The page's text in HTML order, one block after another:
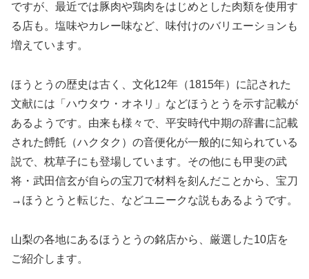
ですが、最近では豚肉や鶏肉をはじめとした肉類を使用す
る店も。塩味やカレー味など、味付けのバリエーションも
増えています。
ほうとうの歴史は古く、文化12年（1815年）に記された
文献には「ハウタウ・オネリ」などほうとうを示す記載が
あるようです。由来も様々で、平安時代中期の辞書に記載
された餺飥（ハクタク）の音便化が一般的に知られている
説で、枕草子にも登場しています。その他にも甲斐の武
将・武田信玄が自らの宝刀で材料を刻んだことから、宝刀
→ほうとうと転じた、などユニークな説もあるようです。
山梨の各地にあるほうとうの銘店から、厳選した10店を
ご紹介します。